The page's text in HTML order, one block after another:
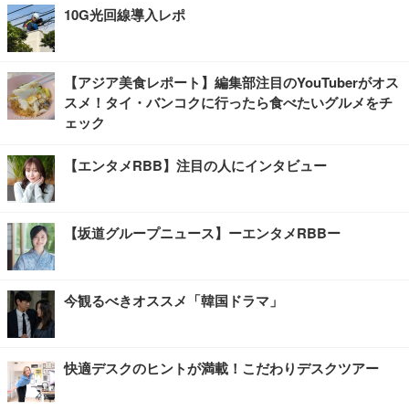
10G光回線導入レポ
【アジア美食レポート】編集部注目のYouTuberがオス
スメ！タイ・バンコクに行ったら食べたいグルメをチ
ェック
【エンタメRBB】注目の人にインタビュー
【坂道グループニュース】ーエンタメRBBー
今観るべきオススメ「韓国ドラマ」
快適デスクのヒントが満載！こだわりデスクツアー